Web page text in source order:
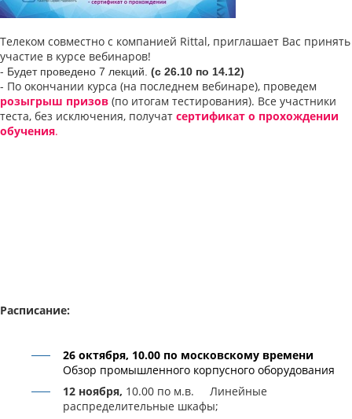
Телеком совместно с компанией Rittal, приглашает Вас принять
участие в курсе вебинаров!
- Будет проведено 7 лекций. (с 26.10 по 14.12)
- По окончании курса (на последнем вебинаре), проведем
розыгрыш призов (по итогам тестирования). Все участники
теста, без исключения, получат сертификат о прохождении
обучения.
Расписание:
26 октября, 10.00 по московскому времени
Обзор промышленного корпусного оборудования
12 ноября, 10.00 по м.в. Линейные
распределительные шкафы;